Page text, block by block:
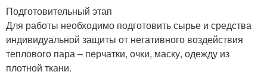
Подготовительный этап
Для работы необходимо подготовить сырье и средства
индивидуальной защиты от негативного воздействия
теплового пара – перчатки, очки, маску, одежду из
плотной ткани.